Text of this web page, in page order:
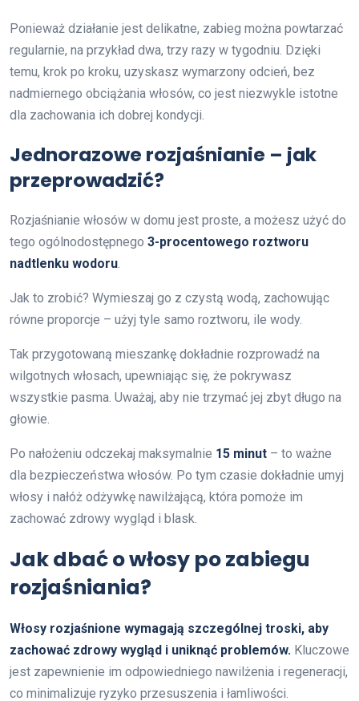
Ponieważ działanie jest delikatne, zabieg można powtarzać
regularnie, na przykład dwa, trzy razy w tygodniu. Dzięki
temu, krok po kroku, uzyskasz wymarzony odcień, bez
nadmiernego obciążania włosów, co jest niezwykle istotne
dla zachowania ich dobrej kondycji.
Jednorazowe rozjaśnianie – jak
przeprowadzić?
Rozjaśnianie włosów w domu jest proste, a możesz użyć do
tego ogólnodostępnego 3-procentowego roztworu
nadtlenku wodoru.
Jak to zrobić? Wymieszaj go z czystą wodą, zachowując
równe proporcje – użyj tyle samo roztworu, ile wody.
Tak przygotowaną mieszankę dokładnie rozprowadź na
wilgotnych włosach, upewniając się, że pokrywasz
wszystkie pasma. Uważaj, aby nie trzymać jej zbyt długo na
głowie.
Po nałożeniu odczekaj maksymalnie 15 minut – to ważne
dla bezpieczeństwa włosów. Po tym czasie dokładnie umyj
włosy i nałóż odżywkę nawilżającą, która pomoże im
zachować zdrowy wygląd i blask.
Jak dbać o włosy po zabiegu
rozjaśniania?
Włosy rozjaśnione wymagają szczególnej troski, aby
zachować zdrowy wygląd i uniknąć problemów. Kluczowe
jest zapewnienie im odpowiedniego nawilżenia i regeneracji,
co minimalizuje ryzyko przesuszenia i łamliwości.